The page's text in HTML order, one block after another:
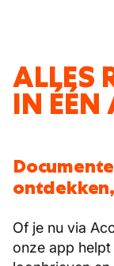
ALLES
IN ÉÉN
Of je nu via
onze app